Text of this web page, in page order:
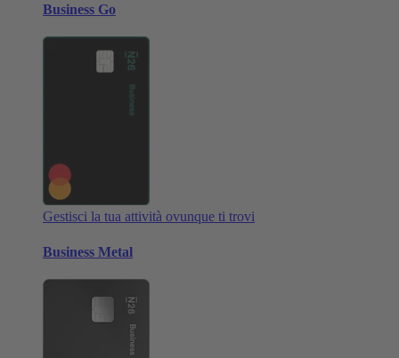
Business Go
Gestisci la tua attività ovunque ti trovi
Business Metal